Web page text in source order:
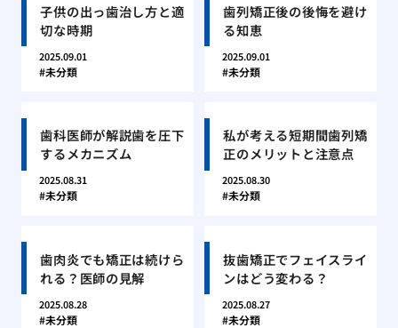
子供の出っ歯治し方と適
切な時期
2025.09.01
未分類
歯列矯正後の後悔を避け
る知恵
2025.09.01
未分類
歯科医師が解説歯を圧下
するメカニズム
2025.08.31
未分類
私が考える短期間歯列矯
正のメリットと注意点
2025.08.30
未分類
歯肉炎でも矯正は続けら
れる？医師の見解
2025.08.28
未分類
抜歯矯正でフェイスライ
ンはどう変わる？
2025.08.27
未分類